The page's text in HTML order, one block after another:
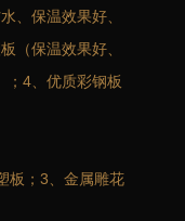
、保温效果好、
（保温效果好、
；4、优质彩钢板
；3、金属雕花